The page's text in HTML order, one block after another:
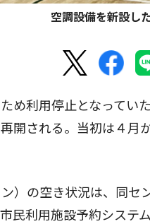
空調設備を新設し
め利用停止となってい
開される。当初は４
）の空き状況は、同セ
民利用施設予約システ